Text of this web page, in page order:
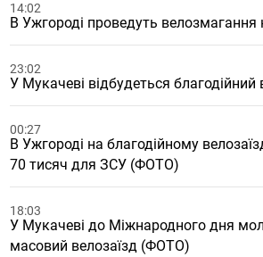
14:02
В Ужгороді проведуть
23:02
У Мукачеві відбудеться благодійний
00:27
В Ужгороді на благодійному
70 тисяч для ЗСУ (ФОТО)
18:03
У Мукачеві до Міжнародного дня
масовий велозаїзд (ФОТО)